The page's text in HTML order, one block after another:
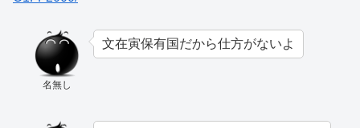
名無し
文在寅保有国だから仕方がないよ